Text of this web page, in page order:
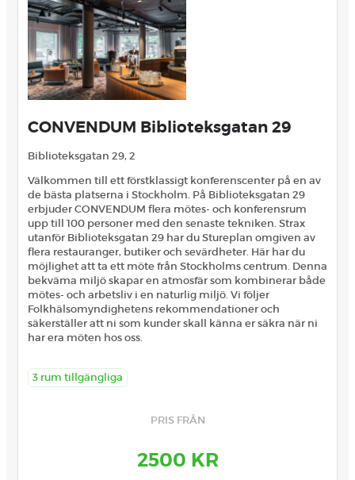
CONVENDUM Biblioteksgatan 29
Biblioteksgatan 29, 2
Välkommen till ett förstklassigt konferenscenter på en av
de bästa platserna i Stockholm. På Biblioteksgatan 29
erbjuder CONVENDUM flera mötes- och konferensrum
upp till 100 personer med den senaste tekniken. Strax
utanför Biblioteksgatan 29 har du Stureplan omgiven av
flera restauranger, butiker och sevärdheter. Här har du
möjlighet att ta ett möte från Stockholms centrum. Denna
bekväma miljö skapar en atmosfär som kombinerar både
mötes- och arbetsliv i en naturlig miljö. Vi följer
Folkhälsomyndighetens rekommendationer och
säkerställer att ni som kunder skall känna er säkra när ni
har era möten hos oss.
3 rum tillgängliga
PRIS FRÅN
2500 KR